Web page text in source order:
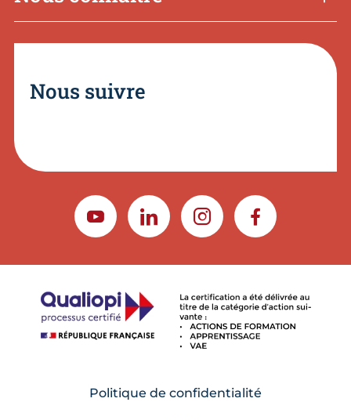
Nous suivre
YOUTUBELINKEDININSTAGRAMFACEBOOK
Politique de confidentialité